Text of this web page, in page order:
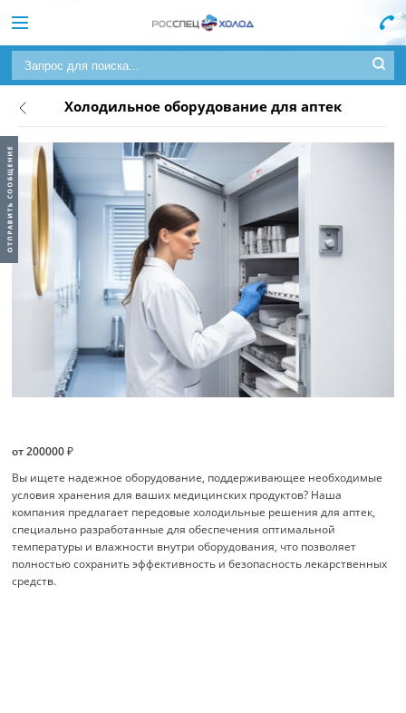
Холодильное оборудование для аптек
от 200000 ₽
Вы ищете надежное оборудование, поддерживающее необходимые
условия хранения для ваших медицинских продуктов? Наша
компания предлагает передовые холодильные решения для аптек,
специально разработанные для обеспечения оптимальной
температуры и влажности внутри оборудования, что позволяет
полностью сохранить эффективность и безопасность лекарственных
средств.